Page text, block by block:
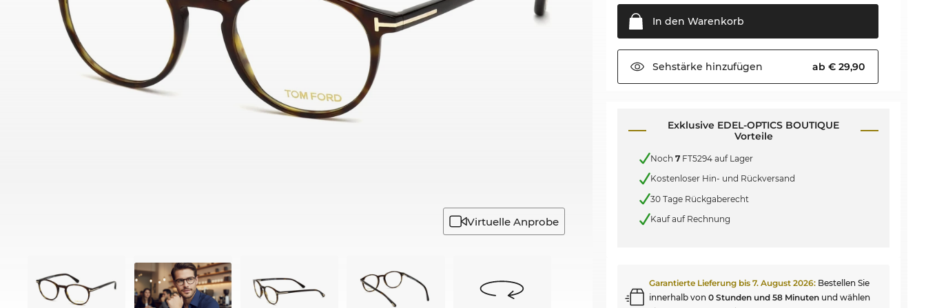
Virtuelle Anprobe
In den Warenkorb
Sehstärke hinzufügen ab € 29,90
Exklusive EDEL-OPTICS BOUTIQUE
Vorteile
Noch7 FT5294 auf Lager
Kostenloser Hin- und Rückversand
30 Tage Rückgaberecht
Kauf auf Rechnung
Garantierte Lieferung bis7. August 2026: Bestellen Sie
innerhalb von0 Stunden und 58 Minuten und wählen